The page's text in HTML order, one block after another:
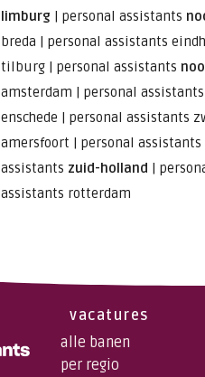
limburg | personal assistants
breda | personal assistants
tilburg| personal assistants
amsterdam | personal
enschede | personal assistants
amersfoort | personal assistants
assistants zuid-holland |
assistants rotterdam
vacatures
alle banen
per regio